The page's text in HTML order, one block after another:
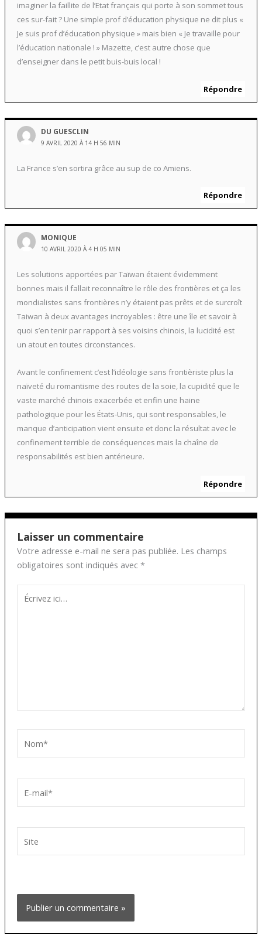
imaginer la faillite de l’Etat français qui porte à son sommet tous
ces sur-fait ? Une simple prof d’éducation physique ne dit plus «
Je suis prof d’éducation physique » mais bien « Je travaille pour
l’éducation nationale ! » Mazette, c’est autre chose que
d’enseigner dans le petit buis-buis local !
Répondre
DU GUESCLIN
9 AVRIL 2020 À 14 H 56 MIN
La France s’en sortira grâce au sup de co Amiens.
Répondre
MONIQUE
10 AVRIL 2020 À 4 H 05 MIN
Les solutions apportées par Taïwan étaient évidemment
bonnes mais il fallait reconnaître le rôle des frontières et ça les
mondialistes sans frontières n’y étaient pas prêts et de surcroît
Taiwan à deux avantages incroyables : être une île et savoir à
quoi s’en tenir par rapport à ses voisins chinois, la lucidité est
un atout en toutes circonstances.
Avant le confinement c’est l’idéologie sans frontièriste plus la
naïveté du romantisme des routes de la soie, la cupidité que le
vaste marché chinois exacerbée et enfin une haine
pathologique pour les États-Unis, qui sont responsables, le
manque d’anticipation vient ensuite et donc la résultat avec le
confinement terrible de conséquences mais la chaîne de
responsabilités est bien antérieure.
Répondre
Laisser un commentaire
Votre adresse e-mail ne sera pas publiée. Les champs
obligatoires sont indiqués avec *
Écrivez
ici…
mail*